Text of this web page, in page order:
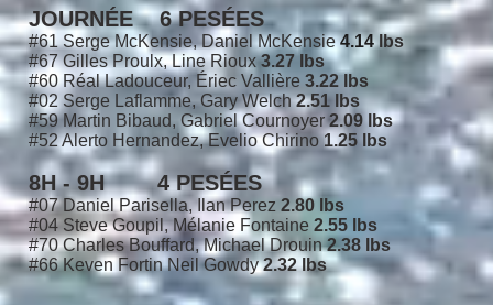
JOURNÉE 6 PESÉES
#61 Serge McKensie, Daniel McKensie4.14lbs
#67 Gilles Proulx, Line Rioux3.27 lbs
#60 Réal Ladouceur, Ériec Vallière 3.22 lbs
#02 Serge Laflamme, Gary Welch2.51 lbs
#59 Martin Bibaud, Gabriel Cournoyer2.09 lbs
#52 Alerto Hernandez, Evelio Chirino1.25 lbs
8H - 9H 4 PESÉES
#07 Daniel Parisella, Ilan Perez 2.80 lbs
#04 Steve Goupil, Mélanie Fontaine 2.55 lbs
#70 Charles Bouffard, Michael Drouin2.38 lbs
#66 Keven Fortin Neil Gowdy2.32 lbs